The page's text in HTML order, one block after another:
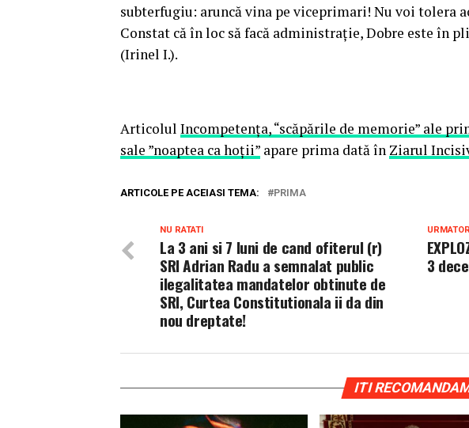
subterfugiu: aruncă vina pe viceprimari! Nu voi tolera
Constat că în loc să facă administrație, Dobre este în
(Irinel I.).
Articolul Incompetența, “scăpările de memorie” ale
sale ”noaptea ca hoții” apare prima dată în Ziarul
ARTICOLE PE ACEIASI TEMA: PRIMA
3
NU RATATI
La 3 ani si 7 luni de cand ofiterul (r)
SRI Adrian Radu a semnalat public
ilegalitatea mandatelor obtinute de
SRI, Curtea Constitutionala ii da din
nou dreptate!
ITI